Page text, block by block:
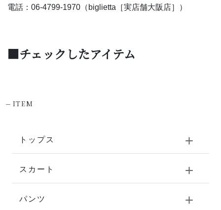
電話：06-4799-1970（biglietta［実店舗大阪店］）
■チェックしたアイテム
-ITEM
トップス
スカート
パンツ